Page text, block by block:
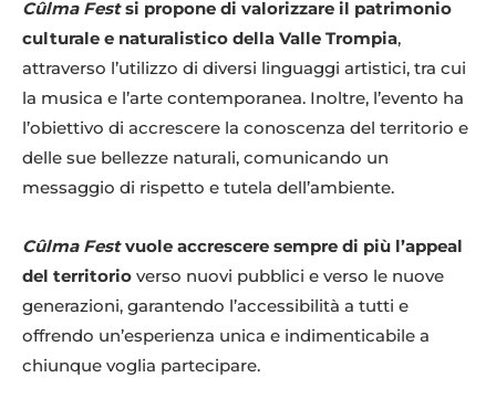
Cûlma Festsi propone di valorizzare il patrimonio
culturale e naturalistico della Valle Trompia,
attraverso l’utilizzo di diversi linguaggi artistici, tra cui
la musica e l’arte contemporanea. Inoltre, l’evento ha
l’obiettivo di accrescere la conoscenza del territorio e
delle sue bellezze naturali, comunicando un
messaggio di rispetto e tutela dell’ambiente.
Cûlma Festvuole accrescere sempre di più l’appeal
del territorio verso nuovi pubblici e verso le nuove
generazioni, garantendo l’accessibilità a tutti e
offrendo un’esperienza unica e indimenticabile a
chiunque voglia partecipare.